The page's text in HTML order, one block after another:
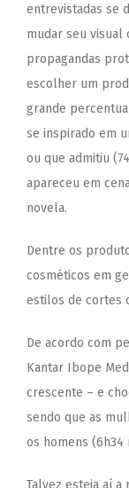
entrevistadas se
mudar seu visual
propagandas
escolher um
grande
se inspirado em
ou que admitiu
apareceu em
novela.
Dentre os
cosméticos em
estilos de cortes
De acordo com
Kantar Ibope
crescente – e
sendo que as
os homens (6h34